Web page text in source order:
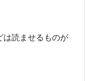
は読ませるものが